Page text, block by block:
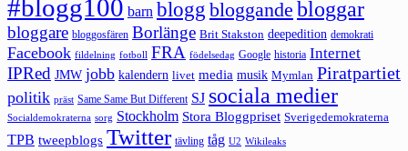
#blogg100 barn blogg bloggande bloggar
bloggare bloggosfären Borlänge Brit Stakston deepedition demokrati
Facebook fildelning fotboll FRA födelsedag Google historia Internet
IPRed JMW jobb kalendern livet media musik Mymlan Piratpartiet
politik präst Same Same But Different SJ sociala medier
Socialdemokraterna sorg Stockholm Stora Bloggpriset Sverigedemokraterna
TPB tweepblogs Twitter tävling tåg U2 Wikileaks